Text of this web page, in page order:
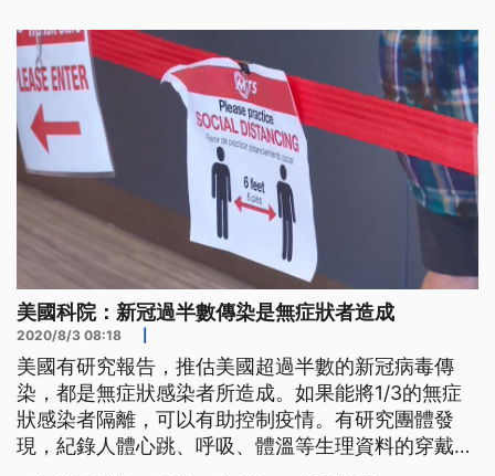
53.6%的新冠病毒傳染都是來自無症狀感染者，48%
到47%來自潛伏期感染者，
美國科院：新冠過半數傳染是無症狀者造成
2020/8/3 08:18
美國有研究報告，推估美國超過半數的新冠病毒傳
染，都是無症狀感染者所造成。如果能將1/3的無症
狀感染者隔離，可以有助控制疫情。有研究團體發
現，紀錄人體心跳、呼吸、體溫等生理資料的穿戴裝